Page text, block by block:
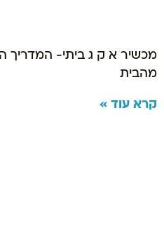
מכשיר א ק ג ביתי- המדריך
מהבית
קרא עוד »